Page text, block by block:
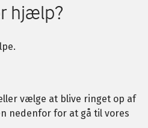
hjælp?
vælge at blive ringet op af
nedenfor for at gå til vores